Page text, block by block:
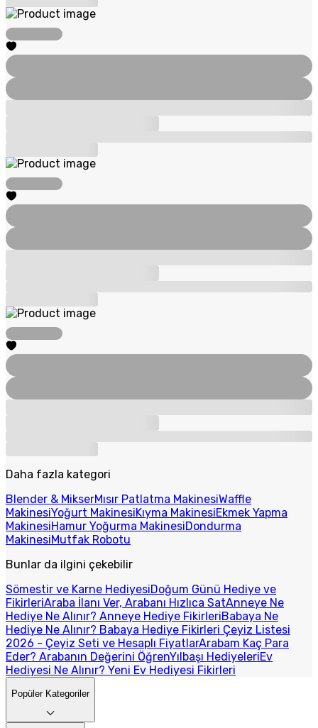
Daha fazla kategori
Blender & MikserMısır Patlatma MakinesiWaffle
MakinesiYoğurt MakinesiKıyma MakinesiEkmek Yapma
MakinesiHamur Yoğurma MakinesiDondurma
MakinesiMutfak Robotu
Bunlar da ilgini çekebilir
Sömestir ve Karne HediyesiDoğum Günü Hediye ve
FikirleriAraba İlanı Ver, Arabanı Hızlıca SatAnneye Ne
Hediye Ne Alınır? Anneye Hediye FikirleriBabaya Ne
Hediye Ne Alınır? Babaya Hediye Fikirleri Çeyiz Listesi
2026 - Çeyiz Seti ve Hesaplı FiyatlarArabam Kaç Para
Eder? Arabanın Değerini ÖğrenYılbaşı HediyeleriEv
Hediyesi Ne Alınır? Yeni Ev Hediyesi Fikirleri
Popüler Kategoriler